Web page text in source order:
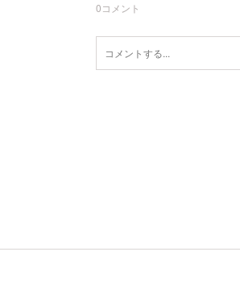
0コメント